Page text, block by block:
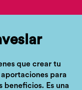
que crear tu
para
Es una